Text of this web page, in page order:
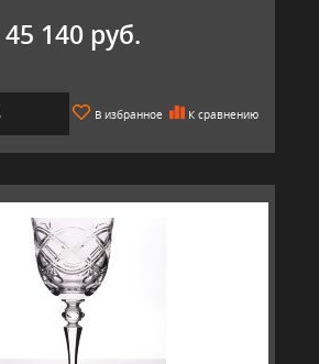
45 140 руб.
В избранное К сравнению